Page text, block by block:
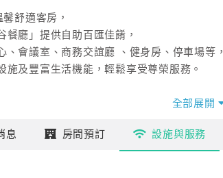
舒適客房，
餐廳」提供自助百匯佳餚，
、會議室、商務交誼廳 、健身房、停車場等，
施及豐富生活機能，輕鬆享受尊榮服務。
全部展開
息 房間預訂 設施與服務